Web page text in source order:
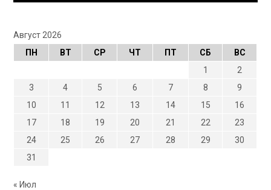
Август 2026
ПН
ВТ СР ЧТ ПТ СБ
ВС
1
2
3
4 5 6 7 8
9
10
11 12 13 14 15
16
17
18 19 20 21 22
23
24
25 26 27 28 29
30
31
« Июл